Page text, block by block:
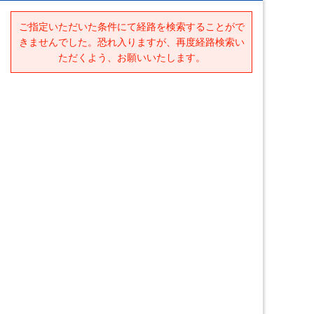
ご指定いただいた条件にて経路を検索することがで
きませんでした。恐れ入りますが、再度経路検索い
ただくよう、お願いいたします。